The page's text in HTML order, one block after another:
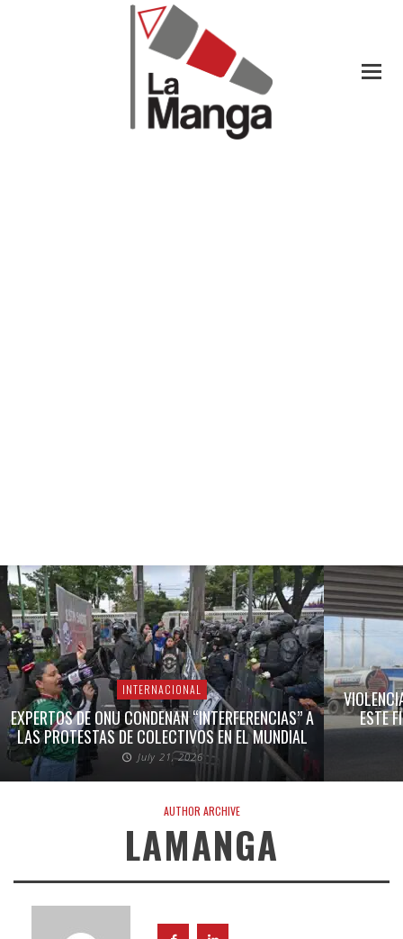
INTERNACIONAL
EXPERTOS DE ONU CONDENAN “INTERFERENCIAS” A
LAS PROTESTAS DE COLECTIVOS EN EL MUNDIAL
July 21, 2026
ESTE
AUTHOR ARCHIVE
LAMANGA